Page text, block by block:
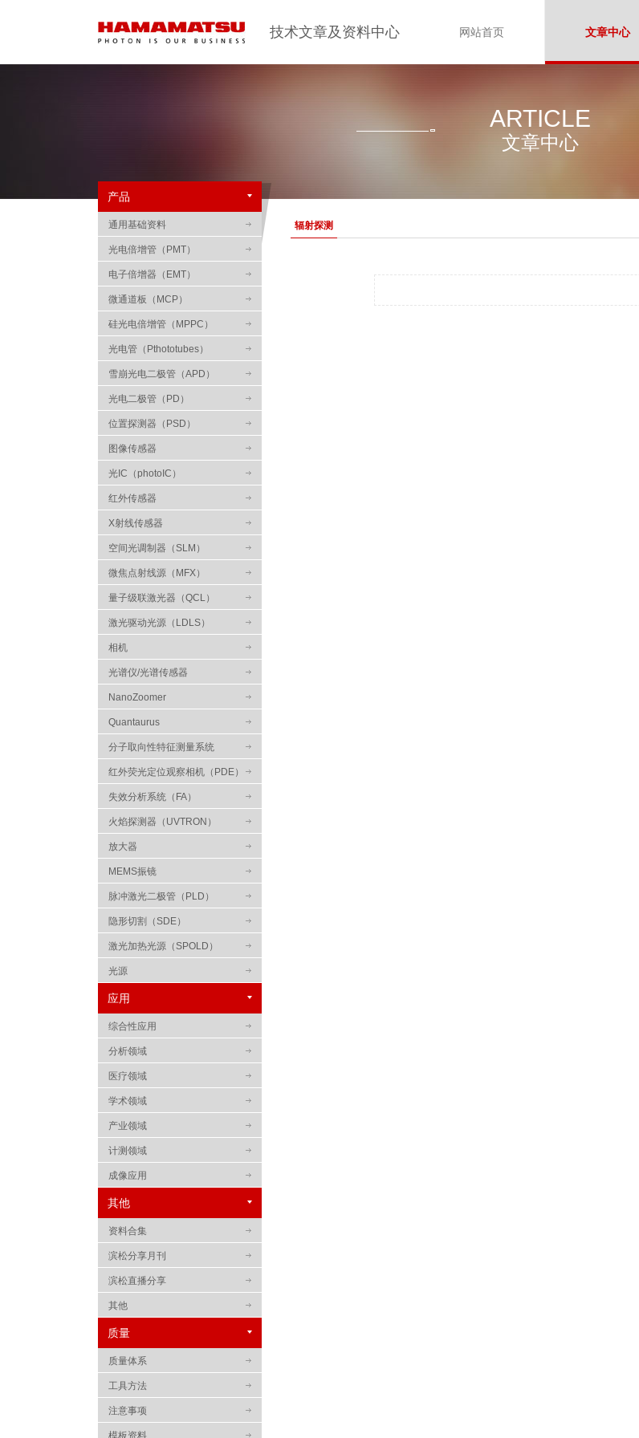
技术文章及资料中心 网站首页 文章中心
ARTICLE
文章中心
产品
通用基础资料
光电倍增管（PMT）
电子倍增器（EMT）
微通道板（MCP）
硅光电倍增管（MPPC）
光电管（Pthototubes）
雪崩光电二极管（APD）
光电二极管（PD）
位置探测器（PSD）
图像传感器
光IC（photoIC）
红外传感器
X射线传感器
空间光调制器（SLM）
微焦点射线源（MFX）
量子级联激光器（QCL）
激光驱动光源（LDLS）
相机
光谱仪/光谱传感器
NanoZoomer
Quantaurus
分子取向性特征测量系统
红外荧光定位观察相机（PDE）
失效分析系统（FA）
火焰探测器（UVTRON）
放大器
MEMS振镜
脉冲激光二极管（PLD）
隐形切割（SDE）
激光加热光源（SPOLD）
光源
应用
综合性应用
分析领域
医疗领域
学术领域
产业领域
计测领域
成像应用
其他
资料合集
滨松分享月刊
滨松直播分享
其他
质量
质量体系
工具方法
注意事项
模板资料
辐射探测